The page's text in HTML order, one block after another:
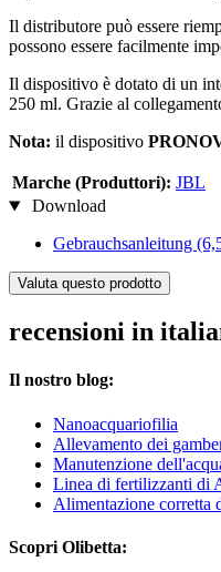
Il distributore può essere
possono essere facilmente
Il dispositivo è dotato di un
250 ml. Grazie al
Nota: il dispositivo
Marche (Produttori): JBL
Download
Gebrauchsanleitung
Valuta questo prodotto
recensioni in
Il nostro blog:
Nanoacquariofilia
Allevamento dei
Manutenzione
Linea di fertilizzanti di
Alimentazione corretta
Scopri Olibetta: